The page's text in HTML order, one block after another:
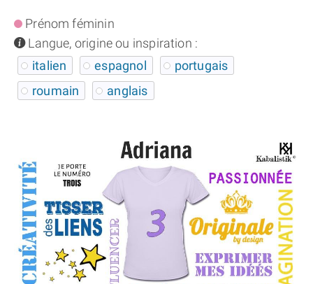
Prénom féminin
infoLangue, origine ou inspiration :
italien
espagnol
portugais
roumain
anglais
THÈME TEMPOREL
NUMÉROSCOPE
THÈME « DOUBLE JE »
APPRENDRE LA NUMÉROLOGIE
EXPLORER LA NUMÉROLOGIE
70.000 PRÉNOMS
(À PROPOS)